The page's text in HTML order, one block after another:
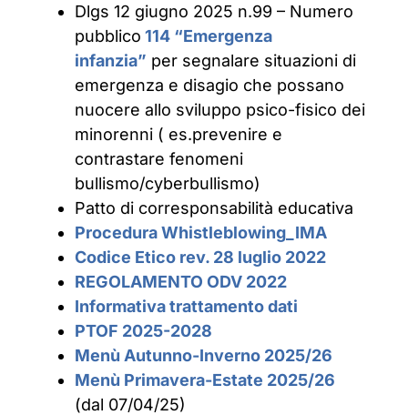
Dlgs 12 giugno 2025 n.99 – Numero
pubblico 114 “Emergenza
infanzia” per segnalare situazioni di
emergenza e disagio che possano
nuocere allo sviluppo psico-fisico dei
minorenni ( es.prevenire e
contrastare fenomeni
bullismo/cyberbullismo)
Patto di corresponsabilità educativa
Procedura Whistleblowing_IMA
Codice Etico rev. 28 luglio 2022
REGOLAMENTO ODV 2022
Informativa trattamento dati
PTOF 2025-2028
Menù Autunno-Inverno 2025/26
Menù Primavera-Estate 2025/26
(dal 07/04/25)